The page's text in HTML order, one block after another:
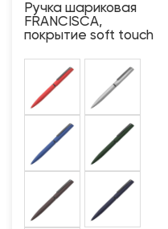
Ручка шариковая
FRANCISCA,
покрытие soft touch